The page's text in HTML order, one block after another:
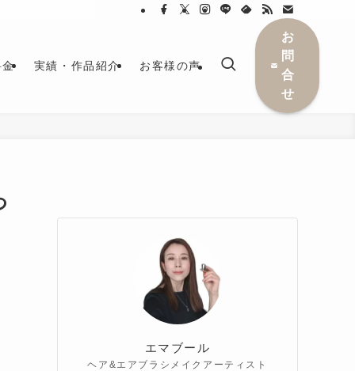
金 実績・作品紹介 お客様の声
お
問
合
せ
エマブール
ヘア&エアブラシメイクアーティスト